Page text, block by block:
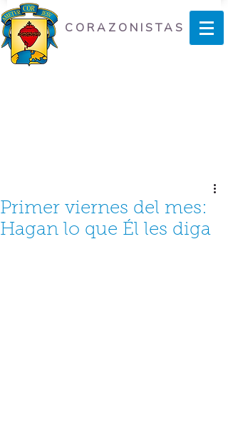
CORAZONISTAS
Primer viernes del mes:
Hagan lo que Él les diga